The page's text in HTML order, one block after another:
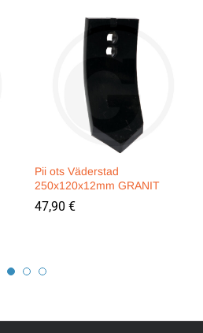
Pii ots Väderstad
250x120x12mm GRANIT
47,90 €